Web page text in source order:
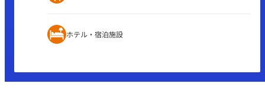
ホテル・宿泊施設